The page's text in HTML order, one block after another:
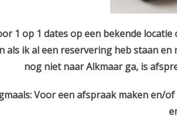
1 op 1 dates op een bekende
als ik al een reservering heb staan
nog niet naar Alkmaar ga, is
Voor een afspraak maken en/